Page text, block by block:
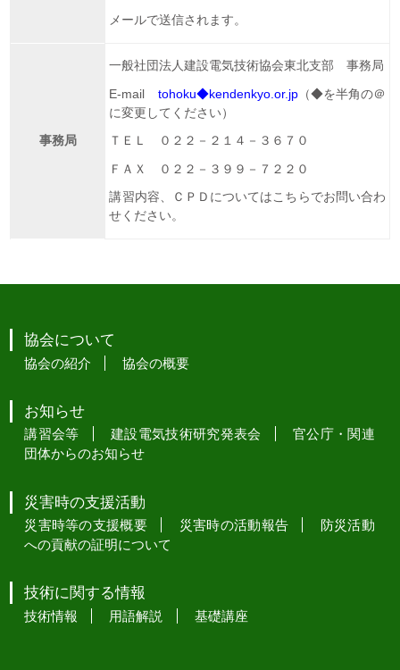
メールで送信されます。
事務局
一般社団法人建設電気技術協会東北支部 事務局
E-mail tohoku◆kendenkyo.or.jp（◆を半角の＠
に変更してください）
ＴＥＬ ０２２－２１４－３６７０
ＦＡＸ ０２２－３９９－７２２０
講習内容、ＣＰＤについてはこちらでお問い合わ
せください。
協会について
協会の紹介 協会の概要
お知らせ
講習会等 建設電気技術研究発表会
官公庁・関連
団体からのお知らせ
災害時の支援活動
災害時等の支援概要 災害時の活動報告
防災活動
への貢献の証明について
技術に関する情報
技術情報 用語解説 基礎講座